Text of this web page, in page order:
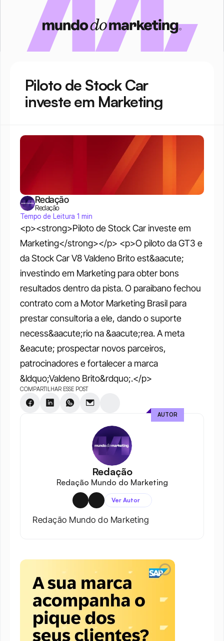
Piloto de Stock Car
investe em Marketing
<p><strong>Piloto de Stock Car investe em
Marketing</strong></p> <p>O piloto da GT3 e
da Stock Car V8 Valdeno Brito est&aacute;
investindo em Marketing para obter bons
resultados dentro da pista. O paraibano fechou
contrato com a Motor Marketing Brasil para
prestar consultoria a ele, dando o suporte
necess&aacute;rio na &aacute;rea. A meta
&eacute; prospectar novos parceiros,
patrocinadores e fortalecer a marca
&ldquo;Valdeno Brito&rdquo;.</p>
COMPARTILHAR ESSE POST
Redação
Redação Mundo do Marketing
Ver Autor
Redação Mundo do Marketing
AUTOR
Redação
Redação
Tempo de Leitura 1 min